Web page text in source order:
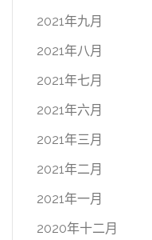
2021年九月
2021年八月
2021年七月
2021年六月
2021年三月
2021年二月
2021年一月
2020年十二月